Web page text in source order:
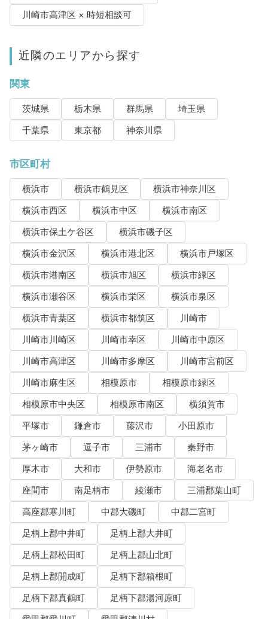
川崎市高津区 × 時短相談可
近隣のエリアから探す
関東
茨城県 栃木県 群馬県
埼玉県
千葉県
東京都 神奈川県
市区町村
横浜市 横浜市鶴見区
横浜市神奈川区
横浜市西区
横浜市中区
横浜市南区
横浜市保土ケ谷区
横浜市磯子区
横浜市金沢区
横浜市港北区
横浜市戸塚区
横浜市港南区
横浜市旭区
横浜市緑区
横浜市瀬谷区
横浜市栄区
横浜市泉区
横浜市青葉区
横浜市都筑区
川崎市
川崎市川崎区
川崎市幸区
川崎市中原区
川崎市高津区
川崎市多摩区
川崎市宮前区
川崎市麻生区
相模原市
相模原市緑区
相模原市中央区
相模原市南区
横須賀市
平塚市
鎌倉市 藤沢市
小田原市
茅ヶ崎市
逗子市 三浦市
秦野市
厚木市
大和市 伊勢原市
海老名市
座間市
南足柄市 綾瀬市
三浦郡葉山町
高座郡寒川町
中郡大磯町
中郡二宮町
足柄上郡中井町
足柄上郡大井町
足柄上郡松田町
足柄上郡山北町
足柄上郡開成町
足柄下郡箱根町
足柄下郡真鶴町
足柄下郡湯河原町